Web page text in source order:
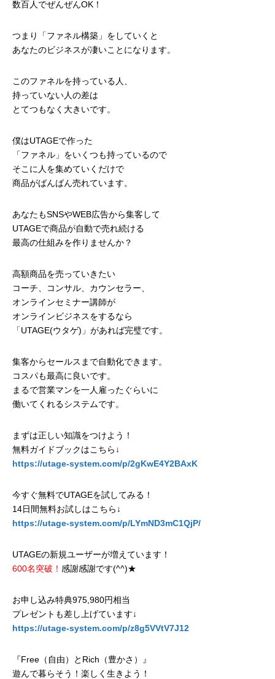
数百人でぜんぜんOK！
つまり「ファネル構築」をしていくと
あなたのビジネスが凄いことになります。
このファネルを持っている人、
持っていない人の差は
とてつもなく大きいです。
僕はUTAGEで作った
「ファネル」をいくつも持っているので
そこに人を集めていくだけで
商品がばんばん売れています。
あなたもSNSやWEB広告から集客して
UTAGEで商品が自動で売れ続ける
最高の仕組みを作りませんか？
高額商品を売っていきたい
コーチ、コンサル、カウンセラー、
オンラインセミナー講師が
オンラインビジネスをするなら
「UTAGE(ウタゲ)」があれば完璧です。
集客からセールスまで自動化できます。
コスパも最高に良いです。
まるで営業マンを一人雇ったぐらいに
働いてくれるシステムです。
まずは正しい知識をつけよう！
無料ガイドブックはこちら↓
https://utage-system.com/p/2gKwE4Y2BAxK
今すぐ無料でUTAGEを試してみる！
14日間無料お試しはこちら↓
https://utage-system.com/p/LYmND3mC1QjP/
UTAGEの新規ユーザーが増えています！
600名突破！ 感謝感謝です(^^)★
お申し込み特典975,980円相当
プレゼントも差し上げています↓
https://utage-system.com/p/z8g5VVtV7J12
『Free（自由）とRich（豊かさ）』
遊んで暮らそう！楽しく生きよう！